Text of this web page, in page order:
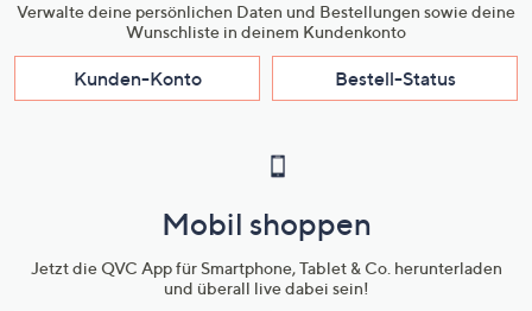
Verwalte deine persönlichen Daten und Bestellungen sowie deine
Wunschliste in deinem Kundenkonto
Kunden-Konto Bestell-Status
Mobil shoppen
Jetzt die QVC App für Smartphone, Tablet & Co. herunterladen
und überall live dabei sein!